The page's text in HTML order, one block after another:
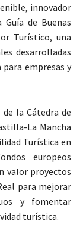
innovador
de Buenas
Turístico, una
desarrolladas
empresas y
la Cátedra de
La Mancha
Turística en
europeos
valor proyectos
para mejorar
y fomentar
turística.